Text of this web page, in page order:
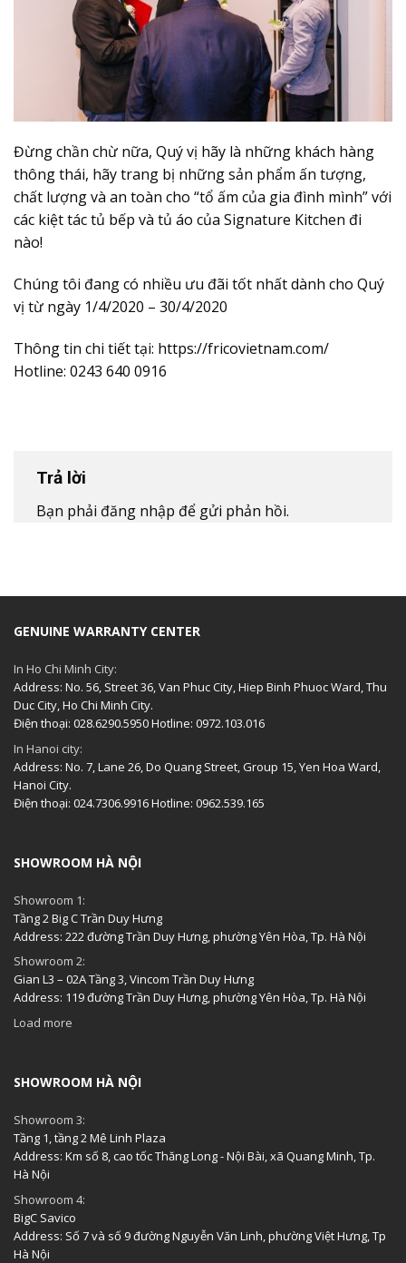
Đừng chần chừ nữa, Quý vị hãy là những khách hàng
thông thái, hãy trang bị những sản phẩm ấn tượng,
chất lượng và an toàn cho “tổ ấm của gia đình mình” với
các kiệt tác tủ bếp và tủ áo của Signature Kitchen đi
nào!
Chúng tôi đang có nhiều ưu đãi tốt nhất dành cho Quý
vị từ ngày 1/4/2020 – 30/4/2020
Thông tin chi tiết tại: https://fricovietnam.com/
Hotline: 0243 640 0916
Trả lời
Bạn phải đăng nhập để gửi phản hồi.
GENUINE WARRANTY CENTER
In Ho Chi Minh City:
Address: No. 56, Street 36, Van Phuc City, Hiep Binh Phuoc Ward, Thu
Duc City, Ho Chi Minh City.
Điện thoại: 028.6290.5950 Hotline: 0972.103.016
In Hanoi city:
Address: No. 7, Lane 26, Do Quang Street, Group 15, Yen Hoa Ward,
Hanoi City.
Điện thoại: 024.7306.9916 Hotline: 0962.539.165
SHOWROOM HÀ NỘI
Showroom 1:
Tầng 2 Big C Trần Duy Hưng
Address: 222 đường Trần Duy Hưng, phường Yên Hòa, Tp. Hà Nội
Showroom 2:
Gian L3 – 02A Tầng 3, Vincom Trần Duy Hưng
Address: 119 đường Trần Duy Hưng, phường Yên Hòa, Tp. Hà Nội
Load more
SHOWROOM HÀ NỘI
Showroom 3:
Tầng 1, tầng 2 Mê Linh Plaza
Address: Km số 8, cao tốc Thăng Long - Nội Bài, xã Quang Minh, Tp.
Hà Nội
Showroom 4:
BigC Savico
Address: Số 7 và số 9 đường Nguyễn Văn Linh, phường Việt Hưng, Tp
Hà Nội